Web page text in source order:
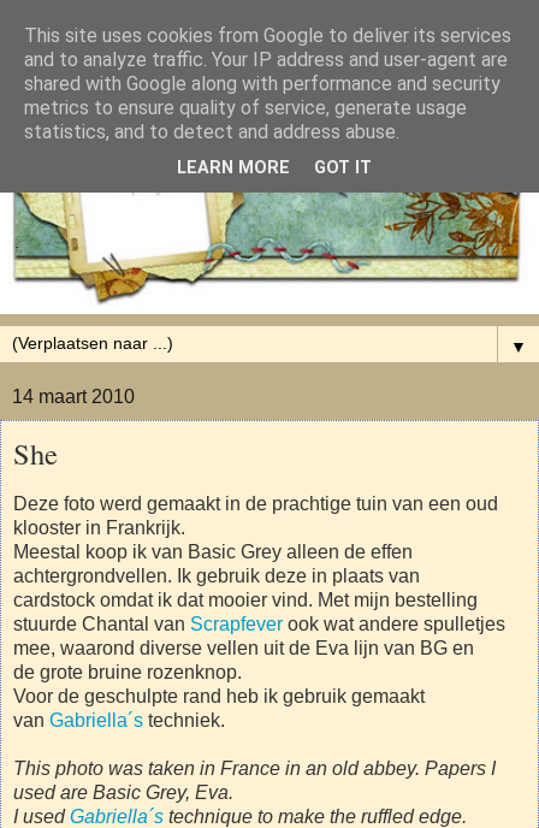
▼
14 maart 2010
She
Deze foto werd gemaakt in de prachtige tuin van een oud
klooster in Frankrijk.
Meestal koop ik van Basic Grey alleen de effen
achtergrondvellen. Ik gebruik deze in plaats van
cardstock omdat ik dat mooier vind. Met mijn bestelling
stuurde Chantal van Scrapfever ook wat andere spulletjes
mee, waarond diverse vellen uit de Eva lijn van BG en
de grote bruine rozenknop.
Voor de geschulpte rand heb ik gebruik gemaakt
van Gabriella´s techniek.
This photo was taken in France in an old abbey. Papers I
used are Basic Grey, Eva.
I usedGabriella´s technique to make the ruffled edge.
This site uses cookies from Google to deliver its services
and to analyze traffic. Your IP address and user-agent are
shared with Google along with performance and security
metrics to ensure quality of service, generate usage
statistics, and to detect and address abuse.
LEARN MORE GOT IT